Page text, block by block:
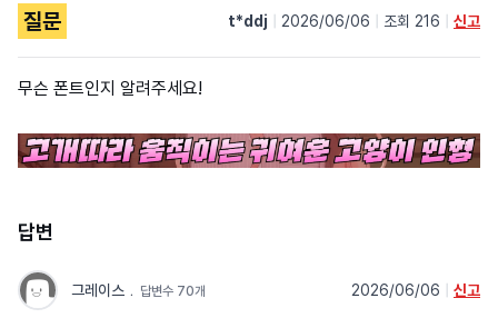
질문 t*ddj 2026/06/06 조회 216 신고
무슨 폰트인지 알려주세요!
답변
그레이스 ﹒ 답변수 70개 2026/06/06 신고